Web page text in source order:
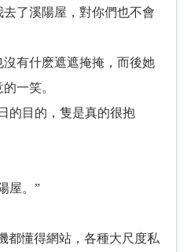
了溪陽屋，對你們也不會
有什麽遮遮掩掩，而後她
一笑。
目的，隻是真的很抱
屋。”
都懂得網站，各種大尺度私